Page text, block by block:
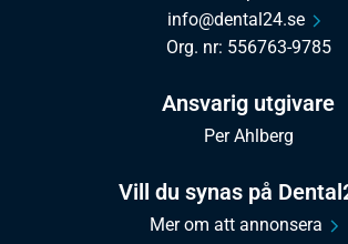
info@dental24.se
Org. nr: 556763-9785
Ansvarig utgivare
Per Ahlberg
Vill du synas på
Mer om att annonsera